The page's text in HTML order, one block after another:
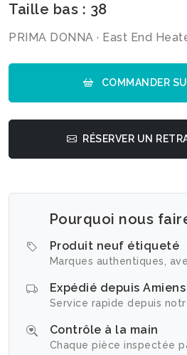
Taille bas : 38
PRIMA DONNA · East End
COMMANDER
RÉSERVER UN
Pourquoi nous
Produit neuf étiqueté
Marques authentiques,
Expédié depuis Amiens
Service rapide depuis
Contrôle à la main
Chaque pièce inspectée